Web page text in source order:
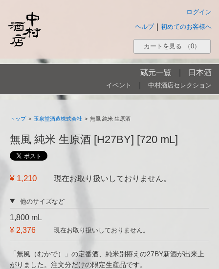
ログイン
初めてのお客様へ
ヘルプ
カートを見る （0）
蔵元一覧 日本酒
イベント 中村酒店セレクション
トップ > 玉泉堂酒造株式会社 > 無風 純米 生原酒
無風 純米 生原酒 [H27BY] [720 mL]
¥ 1,210 現在お取り扱いしておりません。
他のサイズなど
1,800 mL
¥ 2,376
現在お取り扱いしておりません。
「無風（むかで）」の定番酒、純米別拵えの27BY新酒が出来上
がりました。注文分だけの限定生産品です。